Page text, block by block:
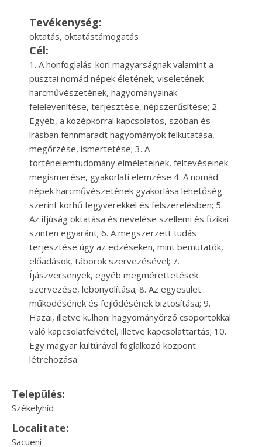
Tevékenység:
oktatás, oktatástámogatás
Cél:
1. A honfoglalás-kori magyarságnak valamint a
pusztai nomád népek életének, viseletének
harcművészetének, hagyományainak
felelevenítése, terjesztése, népszerűsítése; 2.
Egyéb, a középkorral kapcsolatos, szóban és
írásban fennmaradt hagyományok felkutatása,
megőrzése, ismertetése; 3. A
történelemtudomány elméleteinek, feltevéseinek
megismerése, gyakorlati elemzése 4. A nomád
népek harcművészetének gyakorlása lehetőség
szerint korhű fegyverekkel és felszerelésben; 5.
Az ifjúság oktatása és nevelése szellemi és fizikai
szinten egyaránt; 6. A megszerzett tudás
terjesztése úgy az edzéseken, mint bemutatók,
előadások, táborok szervezésével; 7.
Íjászversenyek, egyéb megmérettetések
szervezése, lebonyolítása; 8. Az egyesület
működésének és fejlődésének biztosítása; 9.
Hazai, illetve külhoni hagyományőrző csoportokkal
való kapcsolatfelvétel, illetve kapcsolattartás; 10.
Egy magyar kultúrával foglalkozó központ
létrehozása.
Település:
Székelyhíd
Localitate:
Sacueni